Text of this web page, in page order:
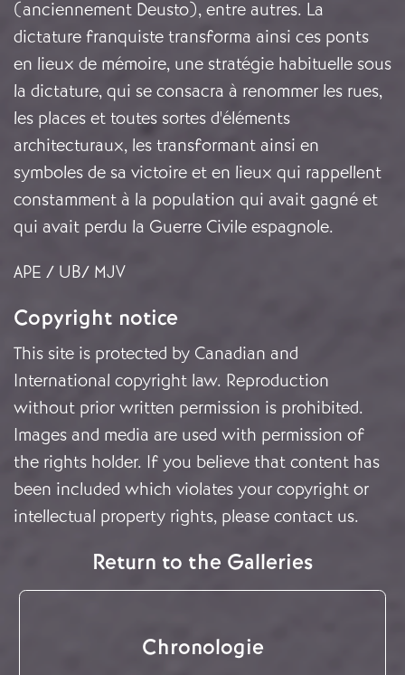
(anciennement Deusto), entre autres. La
dictature franquiste transforma ainsi ces ponts
en lieux de mémoire, une stratégie habituelle sous
la dictature, qui se consacra à renommer les rues,
les places et toutes sortes d'éléments
architecturaux, les transformant ainsi en
symboles de sa victoire et en lieux qui rappellent
constamment à la population qui avait gagné et
qui avait perdu la Guerre Civile espagnole.
APE / UB/ MJV
Copyright notice
This site is protected by Canadian and
International copyright law. Reproduction
without prior written permission is prohibited.
Images and media are used with permission of
the rights holder. If you believe that content has
been included which violates your copyright or
intellectual property rights, please contact us.
Return to the Galleries
Chronologie